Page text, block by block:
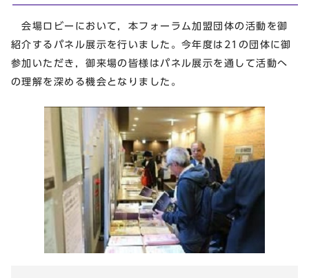
会場ロビーにおいて，本フォーラム加盟団体の活動を御
紹介するパネル展示を行いました。今年度は21の団体に御
参加いただき，御来場の皆様はパネル展示を通して活動へ
の理解を深める機会となりました。